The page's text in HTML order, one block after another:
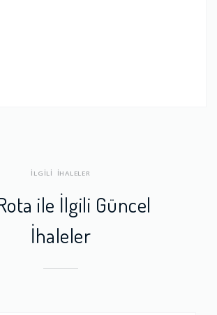
İLGİLİ İHALELER
ile İlgili Güncel
İhaleler